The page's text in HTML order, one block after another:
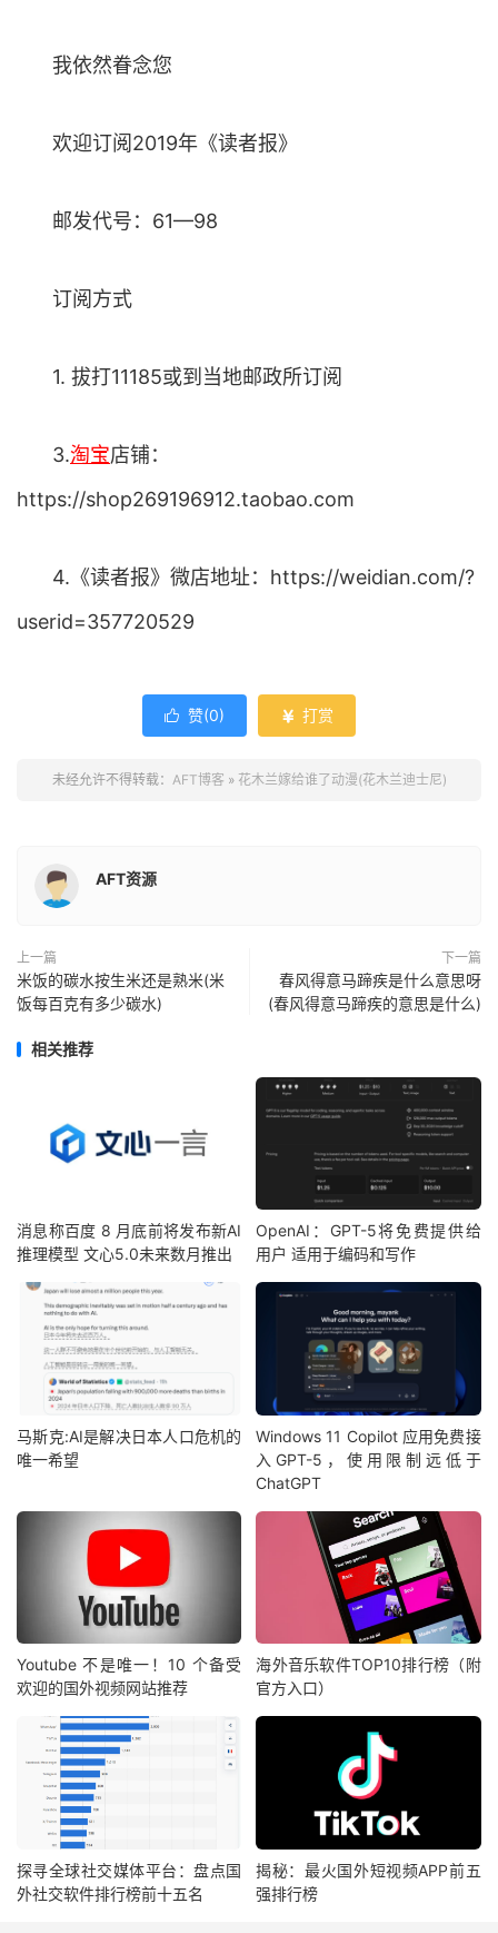
我依然眷念您
欢迎订阅2019年《读者报》
邮发代号：61—98
订阅方式
1. 拔打11185或到当地邮政所订阅
3.淘宝店铺：
https://shop269196912.taobao.com
4.《读者报》微店地址：https://weidian.com/?
userid=357720529
 赞(0)  打赏
未经允许不得转载： AFT博客 » 花木兰嫁给谁了动漫(花木兰迪士尼)
AFT资源
上一篇
米饭的碳水按生米还是熟米(米
饭每百克有多少碳水)
下一篇
春风得意马蹄疾是什么意思呀
(春风得意马蹄疾的意思是什么)
相关推荐
消息称百度 8 月底前将发布新AI
推理模型 文心5.0未来数月推出
OpenAI：GPT-5将免费提供给
用户 适用于编码和写作
马斯克:AI是解决日本人口危机的
唯一希望
Windows 11 Copilot 应用免费接
入GPT-5，使用限制远低于
ChatGPT
Youtube 不是唯一！10 个备受
欢迎的国外视频网站推荐
海外音乐软件TOP10排行榜（附
官方入口）
探寻全球社交媒体平台：盘点国
外社交软件排行榜前十五名
揭秘：最火国外短视频APP前五
强排行榜